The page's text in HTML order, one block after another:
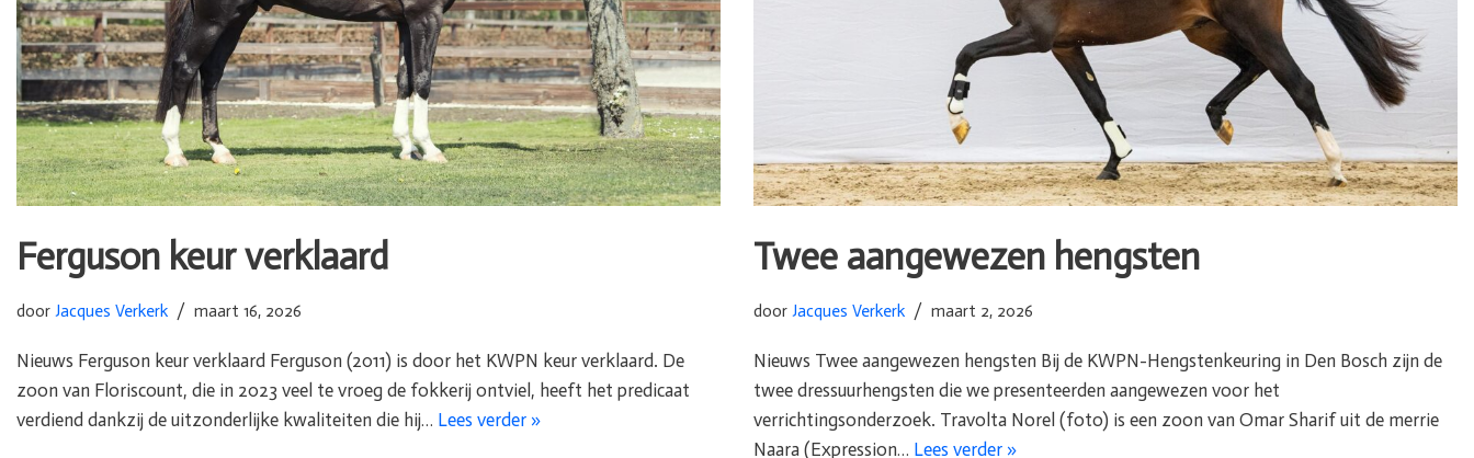
Ferguson keur verklaard
door Jacques Verkerk maart 16, 2026
Nieuws Ferguson keur verklaard Ferguson (2011) is door het KWPN keur verklaard. De
zoon van Floriscount, die in 2023 veel te vroeg de fokkerij ontviel, heeft het predicaat
verdiend dankzij de uitzonderlijke kwaliteiten die hij… Lees verder »
Twee aangewezen hengsten
door Jacques Verkerk maart 2, 2026
Nieuws Twee aangewezen hengsten Bij de KWPN-Hengstenkeuring in Den Bosch zijn de
twee dressuurhengsten die we presenteerden aangewezen voor het
verrichtingsonderzoek. Travolta Norel (foto) is een zoon van Omar Sharif uit de merrie
Naara (Expression… Lees verder »